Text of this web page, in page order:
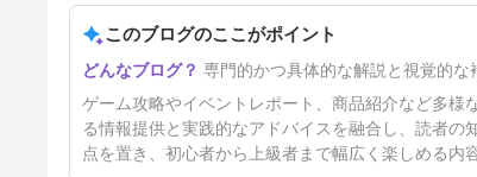
鬼滅の刃 柱展に行ってきた！
会場までのアクセスや展示内容
素多めで紹介します【ネタバレ
あり】
1年8ヶ月前
このブログのここがポイント
専門的かつ具体的な解説と視覚的な
ゲーム攻略やイベントレポート、商品紹介など多様
る情報提供と実践的なアドバイスを融合し、読者
点を置き、初心者から上級者まで幅広く楽しめる内